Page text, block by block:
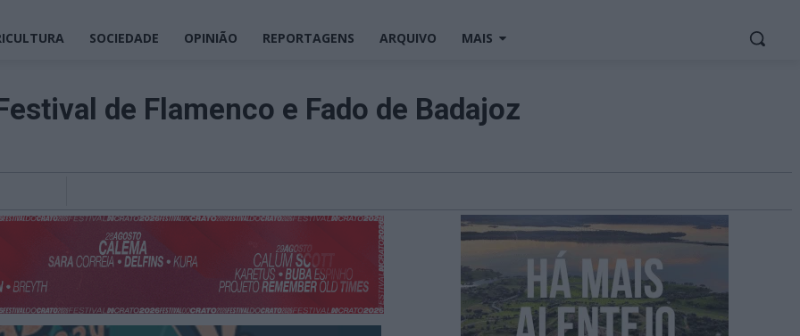
SOCIEDADE OPINIÃO REPORTAGENS ARQUIVO MAIS
de Flamenco e Fado de Badajoz